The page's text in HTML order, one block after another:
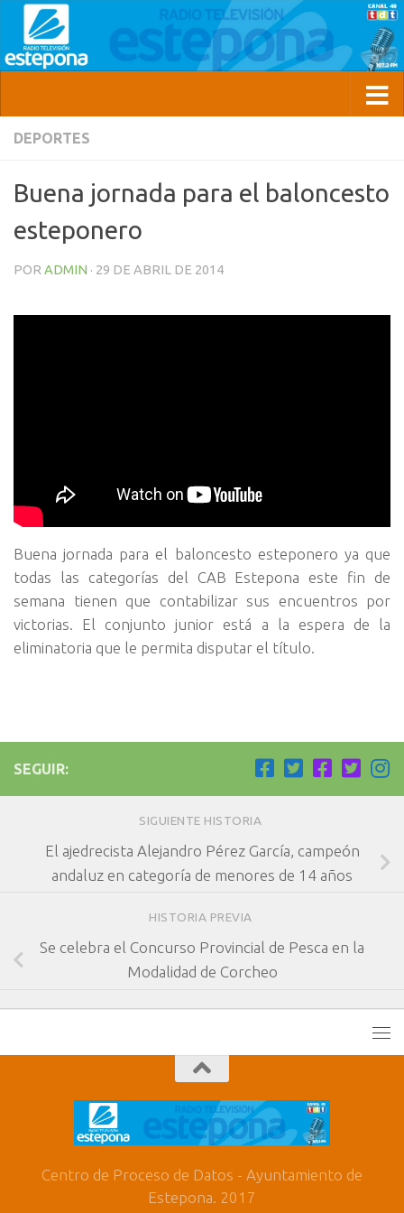
DEPORTES
Buena jornada para el baloncesto
esteponero
POR ADMIN · 29 DE ABRIL DE 2014
Buena jornada para el baloncesto esteponero ya que
todas las categorías del CAB Estepona este fin de
semana tienen que contabilizar sus encuentros por
victorias. El conjunto junior está a la espera de la
eliminatoria que le permita disputar el título.
SEGUIR:
SIGUIENTE HISTORIA
El ajedrecista Alejandro Pérez García, campeón
andaluz en categoría de menores de 14 años
HISTORIA PREVIA
Se celebra el Concurso Provincial de Pesca en la
Modalidad de Corcheo
Centro de Proceso de Datos - Ayuntamiento de
Estepona. 2017